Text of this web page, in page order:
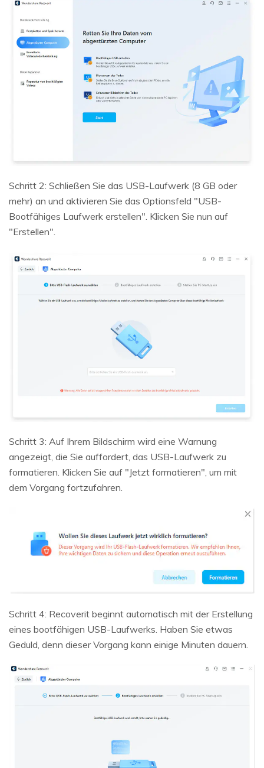
Schritt 2: Schließen Sie das USB-Laufwerk (8 GB oder
mehr) an und aktivieren Sie das Optionsfeld "USB-
Bootfähiges Laufwerk erstellen". Klicken Sie nun auf
"Erstellen".
Schritt 3: Auf Ihrem Bildschirm wird eine Warnung
angezeigt, die Sie auffordert, das USB-Laufwerk zu
formatieren. Klicken Sie auf "Jetzt formatieren", um mit
dem Vorgang fortzufahren.
Schritt 4: Recoverit beginnt automatisch mit der Erstellung
eines bootfähigen USB-Laufwerks. Haben Sie etwas
Geduld, denn dieser Vorgang kann einige Minuten dauern.